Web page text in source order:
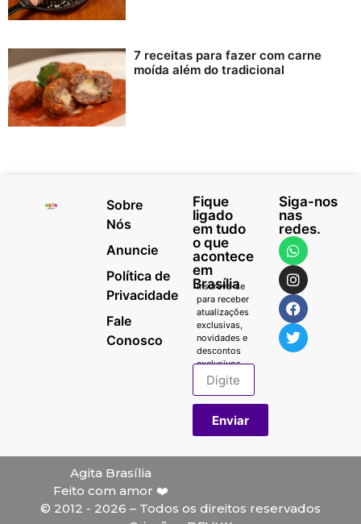
7 receitas para fazer com carne
moída além do tradicional
Sobre
Nós
Anuncie
Política de
Privacidade
Fale
Conosco
Fique
ligado
em tudo
o que
acontece
em
Brasília
Inscreva-se
para receber
atualizações
exclusivas,
novidades e
descontos
exclusivos.
Enviar
Siga-nos
nas
redes.
Agita Brasília
Feito com amor ❤️
© 2012 - 2026 – Todos os direitos reservados